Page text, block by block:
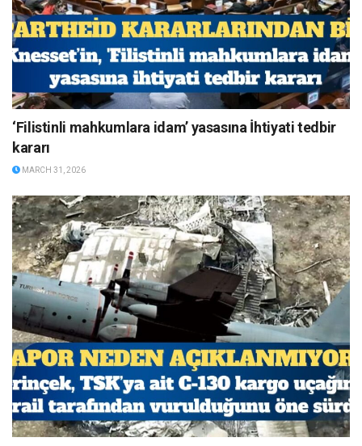
‘Filistinli mahkumlara idam’ yasasına İhtiyati tedbir
kararı
MARCH 31, 2026